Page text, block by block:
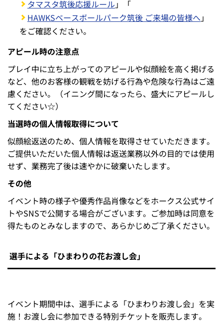
＜投手＞※敬称略
＜捕手＞※敬称略
＜内野手＞※敬称略
＜外野手＞※敬称略
参加規定・注意事項【必ずご確認ください】
ご自宅で描かれる場合
画用紙等のサイズは、60cm×60cm以内といたしま
す。
（選出された場合は一度お預かりしますので、できる
その他、球場への持ち込みルール等については「
タマスタ筑後応援ルール」「
アピール時の注意点